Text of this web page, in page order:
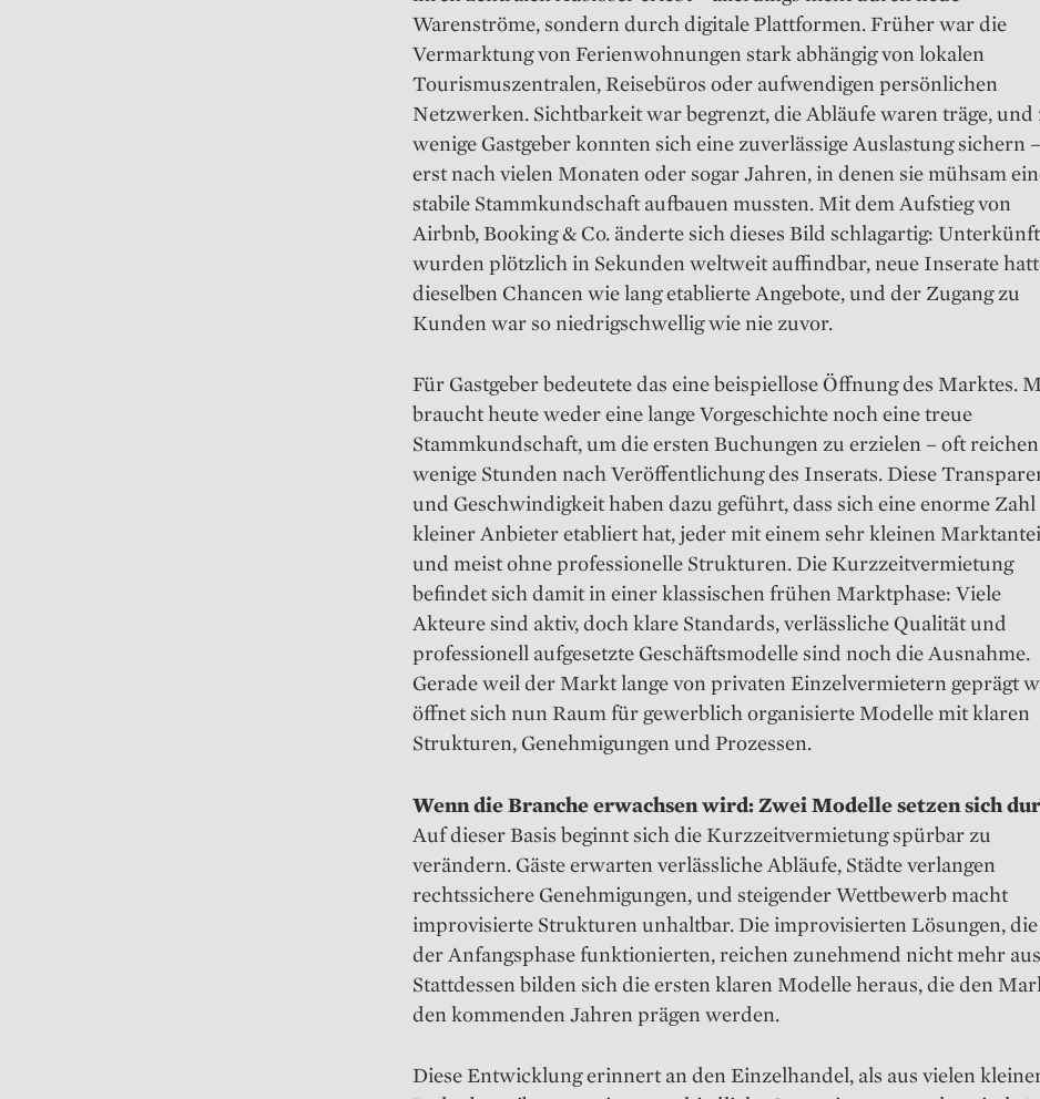
Warenströme, sondern durch digitale Plattformen. Früher war die
Vermarktung von Ferienwohnungen stark abhängig von lokalen
Tourismuszentralen, Reisebüros oder aufwendigen persönlichen
Netzwerken. Sichtbarkeit war begrenzt, die Abläufe waren träge,
wenige Gastgeber konnten sich eine zuverlässige Auslastung sichern
erst nach vielen Monaten oder sogar Jahren, in denen sie mühsam
stabile Stammkundschaft aufbauen mussten. Mit dem Aufstieg von
Airbnb, Booking & Co. änderte sich dieses Bild schlagartig:
wurden plötzlich in Sekunden weltweit auffindbar, neue Inserate
dieselben Chancen wie lang etablierte Angebote, und der Zugang zu
Kunden war so niedrigschwellig wie nie zuvor.
Für Gastgeber bedeutete das eine beispiellose Öffnung des Marktes.
braucht heute weder eine lange Vorgeschichte noch eine treue
Stammkundschaft, um die ersten Buchungen zu erzielen – oft reichen
wenige Stunden nach Veröffentlichung des Inserats. Diese
und Geschwindigkeit haben dazu geführt, dass sich eine enorme Zahl
kleiner Anbieter etabliert hat, jeder mit einem sehr kleinen
und meist ohne professionelle Strukturen. Die Kurzzeitvermietung
befindet sich damit in einer klassischen frühen Marktphase: Viele
Akteure sind aktiv, doch klare Standards, verlässliche Qualität und
professionell aufgesetzte Geschäftsmodelle sind noch die Ausnahme.
Gerade weil der Markt lange von privaten Einzelvermietern geprägt
öffnet sich nun Raum für gewerblich organisierte Modelle mit klaren
Strukturen, Genehmigungen und Prozessen.
Wenn die Branche erwachsen wird: Zwei Modelle setzen sich
Auf dieser Basis beginnt sich die Kurzzeitvermietung spürbar zu
verändern. Gäste erwarten verlässliche Abläufe, Städte verlangen
rechtssichere Genehmigungen, und steigender Wettbewerb macht
improvisierte Strukturen unhaltbar. Die improvisierten Lösungen,
der Anfangsphase funktionierten, reichen zunehmend nicht mehr
Stattdessen bilden sich die ersten klaren Modelle heraus, die den
den kommenden Jahren prägen werden.
Diese Entwicklung erinnert an den Einzelhandel, als aus vielen